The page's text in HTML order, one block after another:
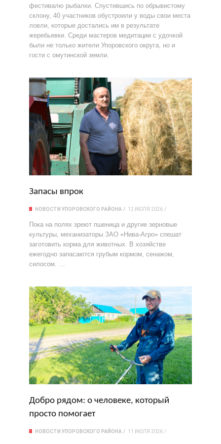
фестивалю рыбалки. Спустившись по обрывистому
склону, 40 участников обустроили у воды свои места
ловли, которые достались им в результате
жеребьевки. Среди мастеров медитации с удочкой
были не только жители Упоровского округа, но и
гости с омутинской земли.
Запасы впрок
НОВОСТИ УПОРОВСКОГО РАЙОНА 12 ИЮЛЯ 2026
Пока на полях зреют пшеница и другие зерновые
культуры, механизаторы ЗАО «Нива-Агро» спешат
заготовить корма для животных. В хозяйстве
ежегодно запасаются грубым кормом, сенажом,
силосом. …
Добро рядом: о человеке, который
просто помогает
НОВОСТИ УПОРОВСКОГО РАЙОНА 11 ИЮЛЯ 2026